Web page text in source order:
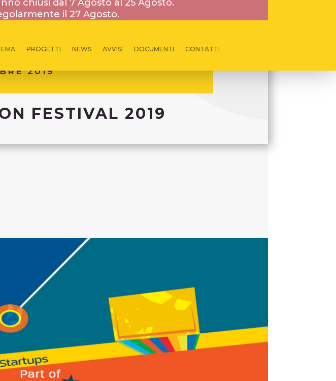
chiusi dal 7 Agosto al 25 Agosto.
il 27 Agosto.
PROGETTI NEWS AVVISI DOCUMENTI CONTATTI
2019
FESTIVAL 2019